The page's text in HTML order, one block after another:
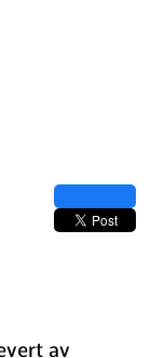
av